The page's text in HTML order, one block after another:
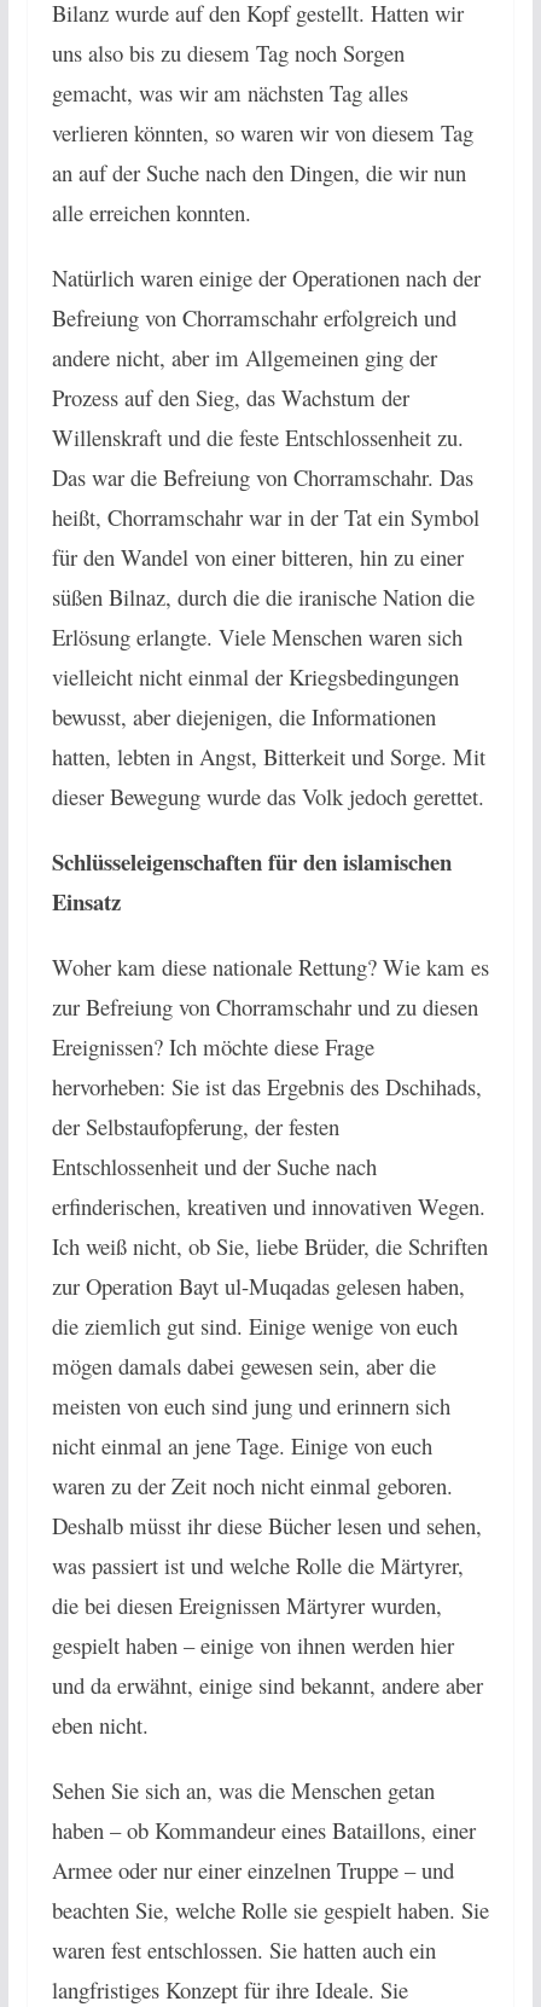
Bilanz wurde auf den Kopf gestellt. Hatten wir
uns also bis zu diesem Tag noch Sorgen
gemacht, was wir am nächsten Tag alles
verlieren könnten, so waren wir von diesem Tag
an auf der Suche nach den Dingen, die wir nun
alle erreichen konnten.
Natürlich waren einige der Operationen nach der
Befreiung von Chorramschahr erfolgreich und
andere nicht, aber im Allgemeinen ging der
Prozess auf den Sieg, das Wachstum der
Willenskraft und die feste Entschlossenheit zu.
Das war die Befreiung von Chorramschahr. Das
heißt, Chorramschahr war in der Tat ein Symbol
für den Wandel von einer bitteren, hin zu einer
süßen Bilnaz, durch die die iranische Nation die
Erlösung erlangte. Viele Menschen waren sich
vielleicht nicht einmal der Kriegsbedingungen
bewusst, aber diejenigen, die Informationen
hatten, lebten in Angst, Bitterkeit und Sorge. Mit
dieser Bewegung wurde das Volk jedoch gerettet.
Schlüsseleigenschaften für den islamischen
Einsatz
Woher kam diese nationale Rettung? Wie kam es
zur Befreiung von Chorramschahr und zu diesen
Ereignissen? Ich möchte diese Frage
hervorheben: Sie ist das Ergebnis des Dschihads,
der Selbstaufopferung, der festen
Entschlossenheit und der Suche nach
erfinderischen, kreativen und innovativen Wegen.
Ich weiß nicht, ob Sie, liebe Brüder, die Schriften
zur Operation Bayt ul-Muqadas gelesen haben,
die ziemlich gut sind. Einige wenige von euch
mögen damals dabei gewesen sein, aber die
meisten von euch sind jung und erinnern sich
nicht einmal an jene Tage. Einige von euch
waren zu der Zeit noch nicht einmal geboren.
Deshalb müsst ihr diese Bücher lesen und sehen,
was passiert ist und welche Rolle die Märtyrer,
die bei diesen Ereignissen Märtyrer wurden,
gespielt haben – einige von ihnen werden hier
und da erwähnt, einige sind bekannt, andere aber
eben nicht.
Sehen Sie sich an, was die Menschen getan
haben – ob Kommandeur eines Bataillons, einer
Armee oder nur einer einzelnen Truppe – und
beachten Sie, welche Rolle sie gespielt haben. Sie
waren fest entschlossen. Sie hatten auch ein
langfristiges Konzept für ihre Ideale. Sie